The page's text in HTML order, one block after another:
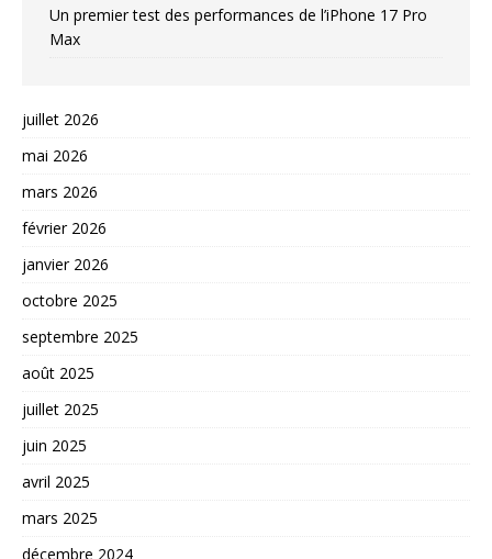
Un premier test des performances de l’iPhone 17 Pro
Max
juillet 2026
mai 2026
mars 2026
février 2026
janvier 2026
octobre 2025
septembre 2025
août 2025
juillet 2025
juin 2025
avril 2025
mars 2025
décembre 2024